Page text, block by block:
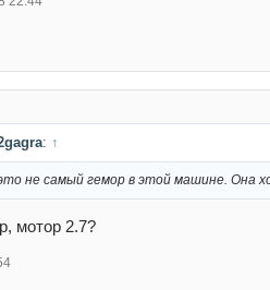
: ↑
не самый гемор в этой машине. Она
мотор 2.7?